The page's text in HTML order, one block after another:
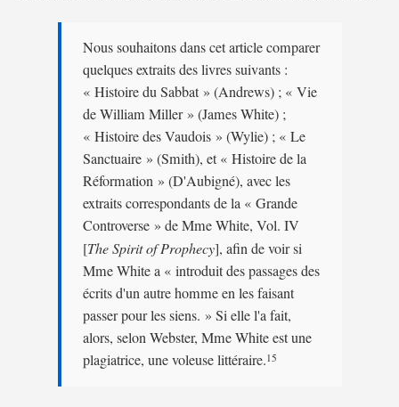
Nous souhaitons dans cet article comparer
quelques extraits des livres suivants :
« Histoire du Sabbat » (Andrews) ; « Vie
de William Miller » (James White) ;
« Histoire des Vaudois » (Wylie) ; « Le
Sanctuaire » (Smith), et « Histoire de la
Réformation » (D'Aubigné), avec les
extraits correspondants de la « Grande
Controverse » de Mme White, Vol. IV
[The Spirit of Prophecy], afin de voir si
Mme White a « introduit des passages des
écrits d'un autre homme en les faisant
passer pour les siens. » Si elle l'a fait,
alors, selon Webster, Mme White est une
plagiatrice, une voleuse littéraire. 15